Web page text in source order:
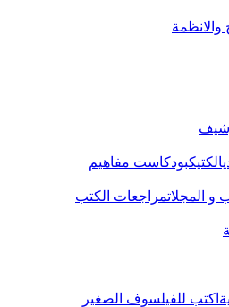
والانظمة
بودكاست مفاهيم
و المجلاتمراجعات الكتب
اكتب للفيلسوف الصغير